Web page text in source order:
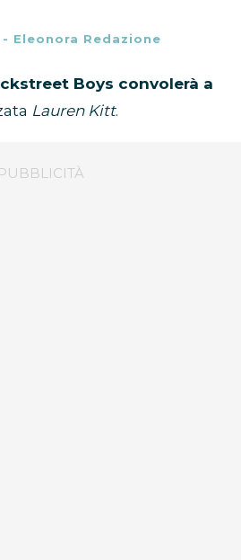
- Eleonora Redazione
Boys convolerà a
Lauren Kitt.